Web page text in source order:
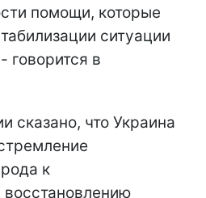
помощи, которые
ситуации
говорится в
сказано, что Украина
к